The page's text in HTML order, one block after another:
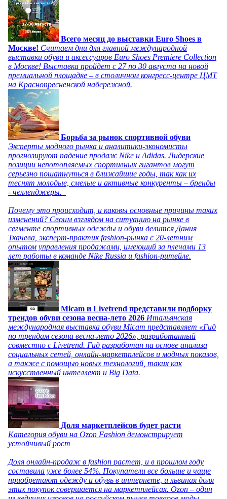
Всего месяц до выставки Euro Shoes в
Москве! Считаем дни для главной международной
выставки обуви и аксессуаров Euro Shoes Premiere Collection
в Москве! Выставка пройдет с 27 по 30 августа на новой
премиальной площадке – в столичном конгресс-центре ЦМТ
на Краснопресненской набережной.
Борьба за рынок спортивной обуви
Эксперты модного рынка и аналитики-экономисты
прогнозируют падение продаж Nike и Adidas. Лидерские
позиции непотопляемых спортивных гигантов могут
серьезно пошатнуться в ближайшие годы, так как их
теснят молодые, смелые и активные конкуренты – бренды
- челленджеры.
Почему это происходит, и каковы основные причины таких
изменений? Своим взглядом на ситуацию на рынке в
сегменте спортивных одежды и обуви делится Дания
Ткачева, эксперт-практик fashion-рынка с 20-летним
опытом управления продажами, имеющий за плечами 13
лет работы в команде Nike Russia и fashion-ритейле.
Micam и Livetrend представили подборку
трендов обуви сезона весна-лето 2026 Итальянская
международная выставка обуви Micam представляет «Гид
по трендам сезона весна-лето 2026», разработанный
совместно с Livetrend. Гид разработан на основе анализа
социальных сетей, онлайн-маркетплейсов и модных показов,
а также с помощью новых технологий, таких как
искусственный интеллект и Big Data.
Доля маркетплейсов будет расти
Категория обуви на Ozon Fashion демонстрирует
устойчивый рост
Доля онлайн-продаж в fashion растет, и в прошлом году
составила уже более 54%. Покупатели все больше и чаще
приобретают одежду и обувь в интернете, и львиная доля
этих покупок совершается на маркетплейсах. Ozon – один